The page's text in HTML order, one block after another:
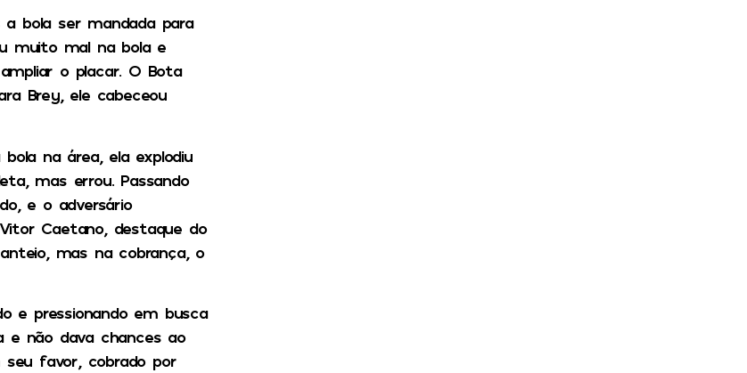
bola ser mandada para
muito mal na bola e
o placar. O Bota
Brey, ele cabeceou
na área, ela explodiu
mas errou. Passando
e o adversário
Caetano, destaque do
mas na cobrança, o
e pressionando em busca
e não dava chances ao
favor, cobrado por